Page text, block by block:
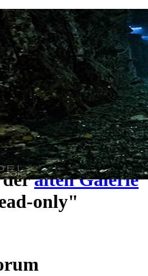
Forum ist auf
wie gewohnt
hier existiert
deralten Galerie
only"